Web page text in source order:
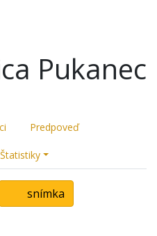
Pukanec
Predpoveď
Štatistiky
snímka